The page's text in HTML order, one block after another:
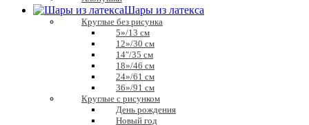
Шары из латекса
Круглые без рисунка
5»/13 см
12»/30 см
14″/35 см
18»/46 см
24»/61 см
36»/91 см
Круглые с рисунком
День рождения
Новый год